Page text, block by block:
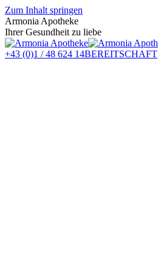
Zum Inhalt springen
Armonia Apotheke
Ihrer Gesundheit zu liebe
+43 (0)1 / 48 624 14BEREITSCHAFT